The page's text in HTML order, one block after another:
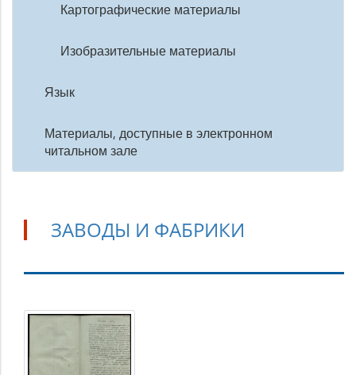
Картографические материалы
Изобразительные материалы
Язык
Материалы, доступные в электронном
читальном зале
ЗАВОДЫ И ФАБРИКИ
Заводы
фабрики